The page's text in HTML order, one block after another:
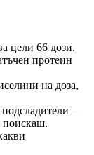
цели 66 дози.
протеин
на доза,
–
поискаш.